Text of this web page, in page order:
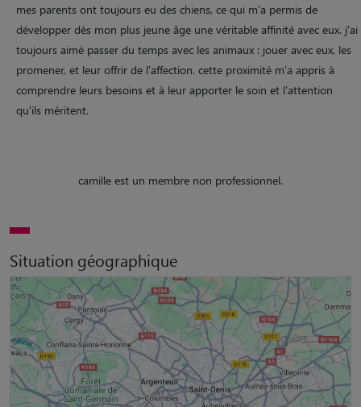
mes parents ont toujours eu des chiens, ce qui m'a permis de
développer dès mon plus jeune âge une véritable affinité avec eux. j'ai
toujours aimé passer du temps avec les animaux : jouer avec eux, les
promener, et leur offrir de l'affection. cette proximité m'a appris à
comprendre leurs besoins et à leur apporter le soin et l'attention
qu'ils méritent.
camille est un membre non professionnel.
Situation géographique